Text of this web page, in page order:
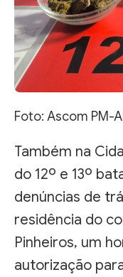
Foto: Ascom PM-
Também na
do 12º e 13º
denúncias de
residência do
Pinheiros, um
autorização